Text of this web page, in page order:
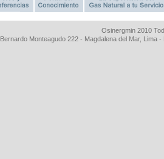
Osinergmin 2010
Bernardo Monteagudo 222 - Magdalena del Mar, Lima